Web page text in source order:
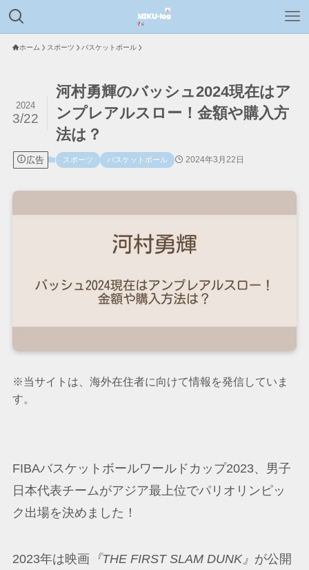
ホーム スポーツ バスケットボール
河村勇輝のバッシュ2024現在はア
ンプレアルスロー！金額や購入方
法は？
2024
3/22
広告 スポーツ バスケットボール 2024年3月22日
※当サイトは、海外在住者に向けて情報を発信していま
す。
FIBAバスケットボールワールドカップ2023、男子
日本代表チームがアジア最上位でパリオリンピッ
ク出場を決めました！
2023年は映画 『THE FIRST SLAM DUNK』 が公開